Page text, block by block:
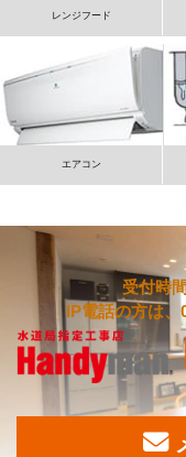
レンジフード
エアコン
受付時
IP電話の方は